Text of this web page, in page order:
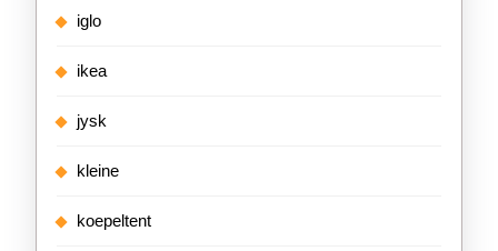
iglo
ikea
jysk
kleine
koepeltent